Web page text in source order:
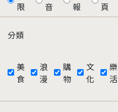
限
音
報
頁
分類
美
食
浪
漫
購
物
文
化
樂
活